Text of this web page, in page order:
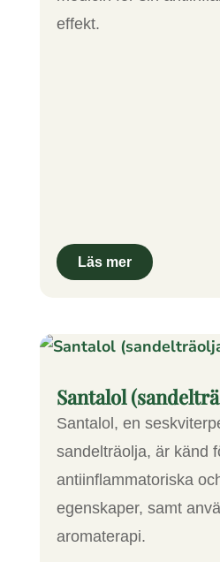
effekt.
Santalol
Santalol, en
sandelträolja, är känd
antiinflammatoriska
egenskaper, samt
aromaterapi.